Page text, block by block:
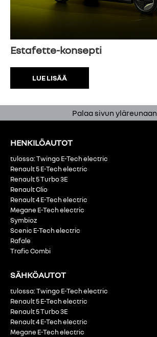
Estafette-konsepti
LUE LISÄÄ
Palaa sivun yläreunaan
HENKILÖAUTOT
tulossa: Twingo E-Tech electric
Renault 5 E-Tech electric
Renault 5 Turbo 3E
Renault Clio
Renault 4 E-Tech electric
Megane E-Tech electric
Symbioz
Scenic E-Tech electric
Rafale
Trafic Combi
SÄHKÖAUTOT
tulossa: Twingo E-Tech electric
Renault 5 E-Tech electric
Renault 5 Turbo 3E
Renault 4 E-Tech electric
Megane E-Tech electric